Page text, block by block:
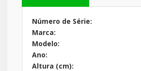
Número de Série:
Marca:
Modelo:
Ano:
Altura (cm):